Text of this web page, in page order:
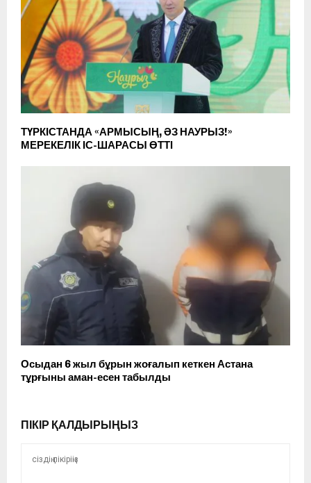
ТҮРКІСТАНДА «АРМЫСЫҢ, ӘЗ НАУРЫЗ!»
МЕРЕКЕЛІК ІС-ШАРАСЫ ӨТТІ
Осыдан 6 жыл бұрын жоғалып кеткен Астана
тұрғыны аман-есен табылды
ПІКІР ҚАЛДЫРЫҢЫЗ